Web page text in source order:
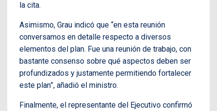
la cita.
Asimismo, Grau indicó que “en esta reunión
conversamos en detalle respecto a diversos
elementos del plan. Fue una reunión de trabajo, con
bastante consenso sobre qué aspectos deben ser
profundizados y justamente permitiendo fortalecer
este plan”, añadió el ministro.
Finalmente, el representante del Ejecutivo confirmó